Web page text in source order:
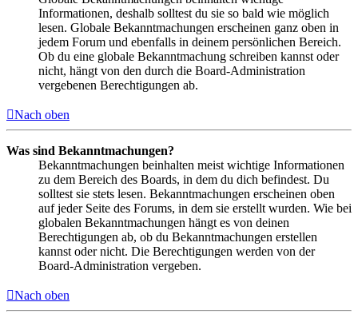
Informationen, deshalb solltest du sie so bald wie möglich
lesen. Globale Bekanntmachungen erscheinen ganz oben in
jedem Forum und ebenfalls in deinem persönlichen Bereich.
Ob du eine globale Bekanntmachung schreiben kannst oder
nicht, hängt von den durch die Board-Administration
vergebenen Berechtigungen ab.
Nach oben
Was sind Bekanntmachungen?
Bekanntmachungen beinhalten meist wichtige Informationen
zu dem Bereich des Boards, in dem du dich befindest. Du
solltest sie stets lesen. Bekanntmachungen erscheinen oben
auf jeder Seite des Forums, in dem sie erstellt wurden. Wie bei
globalen Bekanntmachungen hängt es von deinen
Berechtigungen ab, ob du Bekanntmachungen erstellen
kannst oder nicht. Die Berechtigungen werden von der
Board-Administration vergeben.
Nach oben